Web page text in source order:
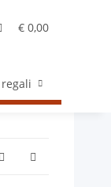
€ 0,00
regali